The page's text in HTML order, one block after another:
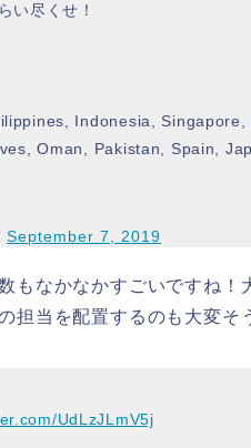
い尽くせ！
Indonesia, Singapore,
Oman, Pakistan, Spain,
September 7, 2019
もなかなかすごいですね！
担当を配置するのも大変そ
UdLzJLmV5j